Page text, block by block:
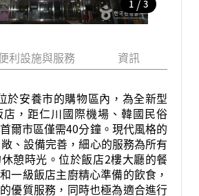
1 / 3
利設施與服務 資訊
於安養市的購物區內，為全新型
，距仁川國際機場、韓國民俗
爾市區僅需40分鐘。現代風格的
、設備完善，細心的服務為所有
憩時光。位於飯店2樓大廳的餐
一級飯店主廚精心準備的飲食，
優質服務，同時也極為適合進行